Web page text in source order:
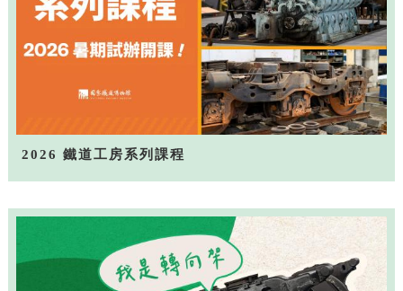
2026 鐵道工房系列課程